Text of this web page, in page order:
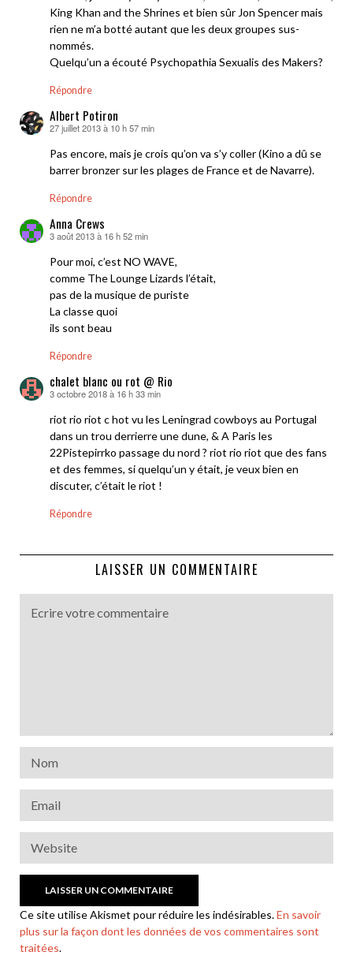
King Khan and the Shrines et bien sûr Jon Spencer mais
rien ne m’a botté autant que les deux groupes sus-
nommés.
Quelqu’un a écouté Psychopathia Sexualis des Makers?
Répondre
Albert Potiron
dit :
27 juillet 2013 à 10 h 57 min
Pas encore, mais je crois qu’on va s’y coller (Kino a dû se
barrer bronzer sur les plages de France et de Navarre).
Répondre
Anna Crews
dit :
3 août 2013 à 16 h 52 min
Pour moi, c’est NO WAVE,
comme The Lounge Lizards l’était,
pas de la musique de puriste
La classe quoi
ils sont beau
Répondre
chalet blanc ou rot @ Rio
dit :
3 octobre 2018 à 16 h 33 min
riot rio riot c hot vu les Leningrad cowboys au Portugal
dans un trou derrierre une dune, & A Paris les
22Pistepirrko passage du nord ? riot rio riot que des fans
et des femmes, si quelqu’un y était, je veux bien en
discuter, c’était le riot !
Répondre
LAISSER UN COMMENTAIRE
Ce site utilise Akismet pour réduire les indésirables.En savoir
plus sur la façon dont les données de vos commentaires sont
traitées.